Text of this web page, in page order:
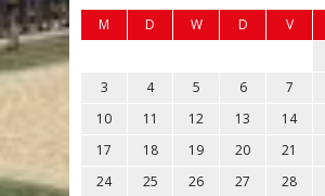
M D W D V
3
4 5 6 7
10
11 12 13 14
17
18 19 20 21
24
25 26 27 28